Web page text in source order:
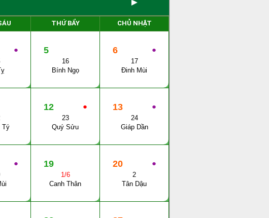
THỨ BẨY CHỦ NHẬT
● 5
16
Bính Ngọ
●
6
17
Đinh Mùi
Tý
●
12
23
Quý Sửu
●
13
24
Giáp Dần
● 19
1/6
Canh Thân
●
20
2
Tân Dậu